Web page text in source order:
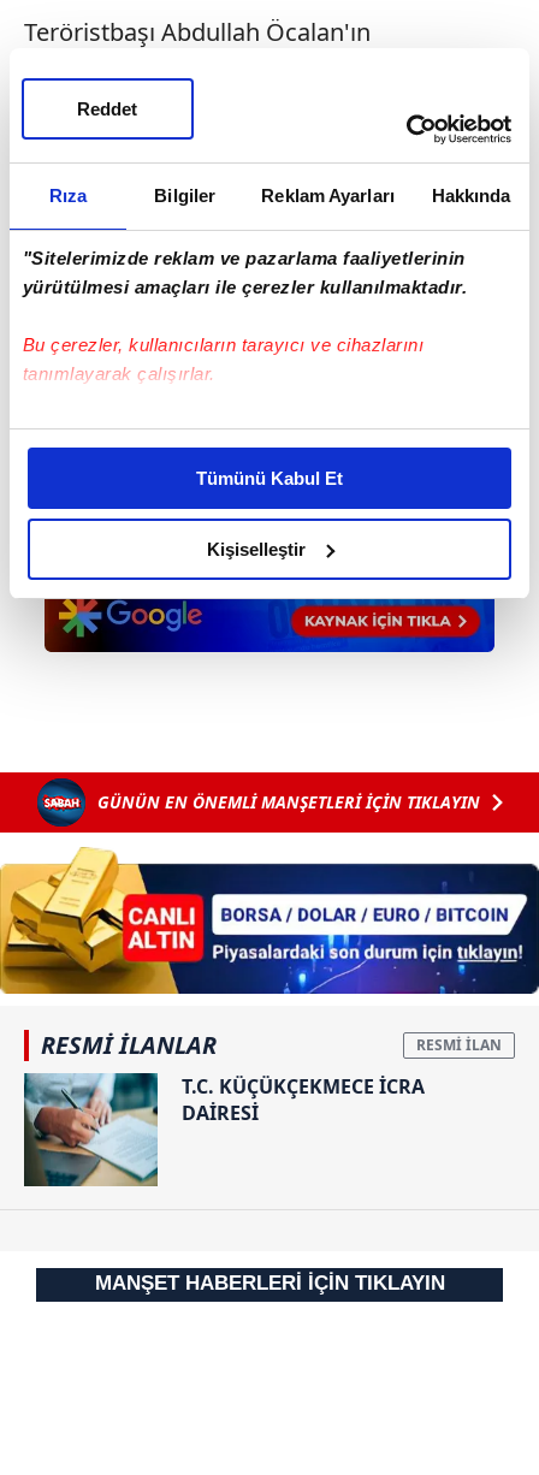
Rıza Bilgiler Reklam Ayarları Hakkında
"Sitelerimizde reklam ve pazarlama faaliyetlerinin
yürütülmesi amaçları ile çerezler kullanılmaktadır.
Bu çerezler, kullanıcıların tarayıcı ve cihazlarını
tanımlayarak çalışırlar.
Bu çerezlere izin vermeniz halinde sizlere özel
daha iyi reklam deneyimi yaşatabiliriz. Bunu yaparken
amacımızın size daha iyi bir reklam deneyimi sunmak
olduğunu ve sizlere en iyi içerikleri sunabilmek adına
elimizden gelen çabayı gösterdiğimizi ve bu noktada,
reklamların maliyetlerimizi karşılamak noktasında tek gelir
kalemimiz olduğunu sizlere hatırlatmak isteriz.
Sizlere daha iyi bir hizmet sunabilmek için İnternet
Sitemizde kendimize ve üçüncü kişilere ait çerezler
kullanılmaktadır. Bu çerezler vasıtasıyla çeşitli kişisel
verileriniz işlenmekte olup gerekli olan çerezler bilgi
toplumu hizmetlerinin sunulması amacıyla
kullanılmaktadır. Diğer çerezler, sitemizin daha işlevsel
kılınması ve kişiselleştirilmesi ve sizlere yönelik
sınırlı olarak açık rızanız dahilinde kullanılacaktır.
Çerezlere ilişkin tercihlerinizi aşağıda yer alan panel
vasıtasıyla belirleyebilirsiniz. Çerezlere ilişkin detaylı bilgi
için Ayarlar butonuna tıklayabilir,
Metnimiziziyaret edebilirsiniz.
hazırlanmış Aydınlatma Metnimizi okumak ve sitemizde
ilgili mevzuata uygun olarak kullanılan çerezlerle ilgili bilgi
Tümünü Kabul Et
Kişiselleştir
Reddet
Teröristbaşı Abdullah Öcalan'ın
İngilizlere cici çocuk olarak gözükmeye
çalıştı.
GÜNÜN EN ÖNEMLİ MANŞETLERİ İÇİN TIKLAYIN
RESMİ İLANLAR
T.C. KÜÇÜKÇEKMECE İCRA
DAİRESİ
MANŞET HABERLERİ İÇİN TIKLAYIN